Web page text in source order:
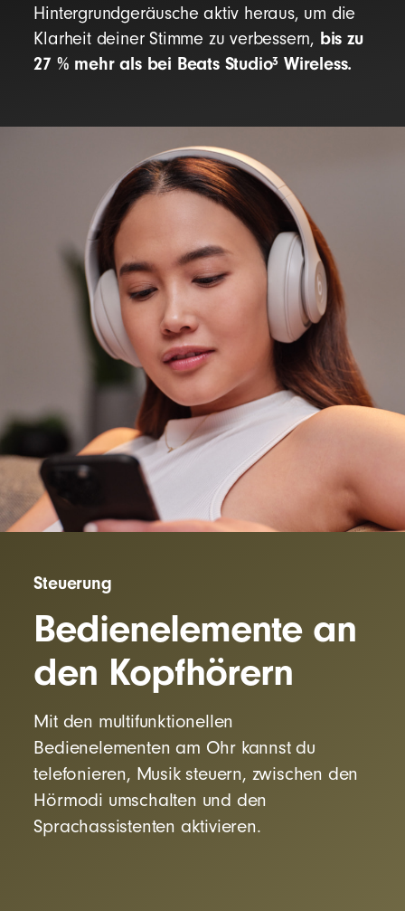
Hintergrundgeräusche aktiv heraus, um die
Klarheit deiner Stimme zu verbessern, bis zu
27 % mehr als bei Beats Studio3 Wireless.
Steuerung
Bedienelemente an
den Kopfhörern
Mit den multifunktionellen
Bedienelementen am Ohr kannst du
telefonieren, Musik steuern, zwischen den
Hörmodi umschalten und den
Sprachassistenten aktivieren.